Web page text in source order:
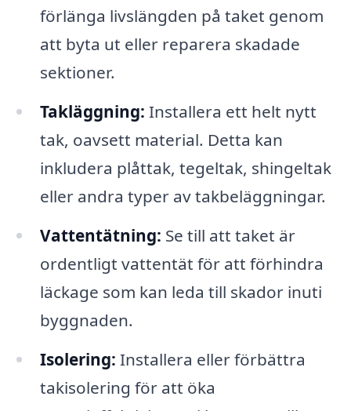
förlänga livslängden på taket genom
att byta ut eller reparera skadade
sektioner.
Takläggning: Installera ett helt nytt
tak, oavsett material. Detta kan
inkludera plåttak, tegeltak, shingeltak
eller andra typer av takbeläggningar.
Vattentätning: Se till att taket är
ordentligt vattentät för att förhindra
läckage som kan leda till skador inuti
byggnaden.
Isolering: Installera eller förbättra
takisolering för att öka